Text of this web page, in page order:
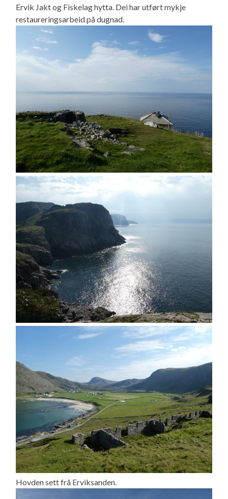
Ervik Jakt og Fiskelag hytta. Dei har utført mykje
restaureringsarbeid på dugnad.
Hovden sett frå Erviksanden.